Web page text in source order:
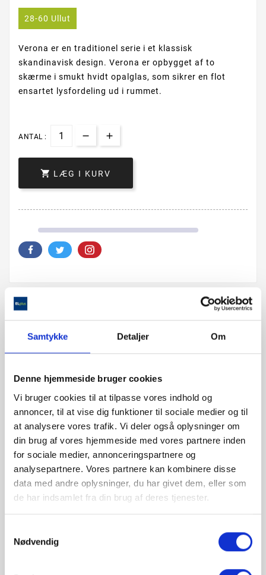
Samtykke Detaljer Om
Denne hjemmeside bruger cookies
Vi bruger cookies til at tilpasse vores indhold og
annoncer, til at vise dig funktioner til sociale medier og til
at analysere vores trafik. Vi deler også oplysninger om
din brug af vores hjemmeside med vores partnere inden
for sociale medier, annonceringspartnere og
analysepartnere. Vores partnere kan kombinere disse
data med andre oplysninger, du har givet dem, eller som
de har indsamlet fra din brug af deres tjenester.
Nødvendig
28-60 Ullut
Verona er en traditionel serie i et klassisk
skandinavisk design. Verona er opbygget af to
skærme i smukt hvidt opalglas, som sikrer en flot
ensartet lysfordeling ud i rummet.
ANTAL :
 LÆG I KURV
Beskrivelse
Verona er en traditionel serie i et klassisk
skandinavisk design. Verona er opbygget af to
skærme i smukt hvidt opalglas, som sikrer en
flot ensartet lysfordeling ud i rummet.
Kontrasten mellem det fine hvide opalglas og
det matte sorte metal giver samtidigt serien et
moderne udtryk.
Verona bordlampe giver et blødt blændfrit lys
Derfor kan den fine bordlampe anvendes alle